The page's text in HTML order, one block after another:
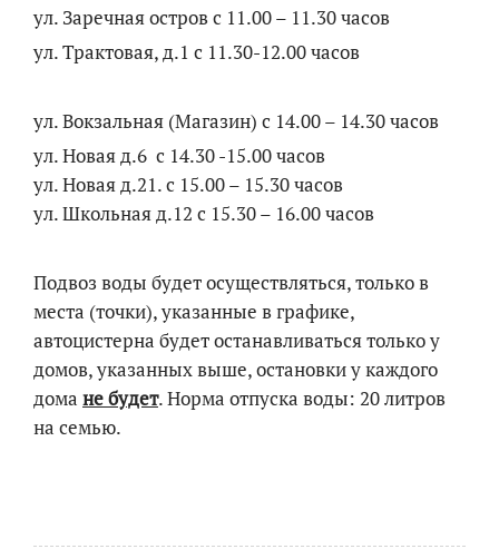
ул. Заречная остров с 11.00 – 11.30 часов
ул. Трактовая, д.1 с 11.30-12.00 часов
ул. Вокзальная (Магазин) с 14.00 – 14.30 часов
ул. Новая д.6 с 14.30 -15.00 часов
ул. Новая д.21. с 15.00 – 15.30 часов
ул. Школьная д.12 с 15.30 – 16.00 часов
Подвоз воды будет осуществляться, только в
места (точки), указанные в графике,
автоцистерна будет останавливаться только у
домов, указанных выше, остановки у каждого
дома не будет. Норма отпуска воды: 20 литров
на семью.